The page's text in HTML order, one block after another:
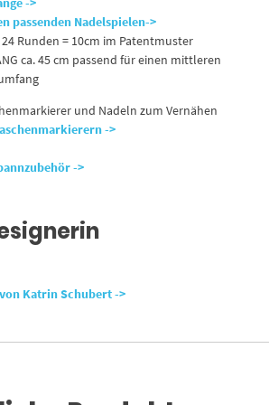
passenden Nadelspielen->
24 Runden = 10cm im Patentmuster
ca. 45 cm passend für einen mittleren
und Nadeln zum Vernähen
->
->
Katrin Schubert ->